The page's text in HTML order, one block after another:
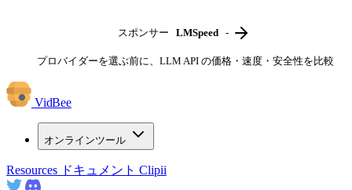
スポンサー LMSpeed -
プロバイダーを選ぶ前に、LLM API の価格・速度・安全性を比較
VidBee
オンラインツール
Resources ドキュメント Clipii